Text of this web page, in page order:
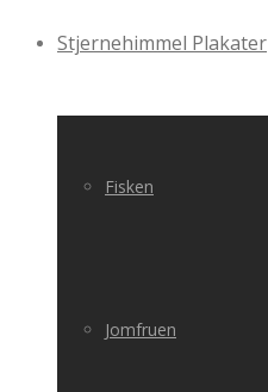
Stjernehimmel Plakater
Fisken
Jomfruen